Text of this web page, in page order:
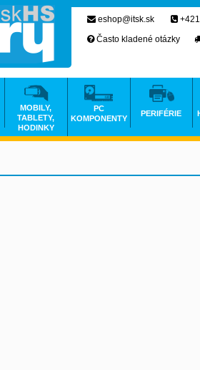
eshop@itsk.sk
Často kladené otázky
MOBILY,
TABLETY,
HODINKY
PC
KOMPONENTY
PERIFÉRIE